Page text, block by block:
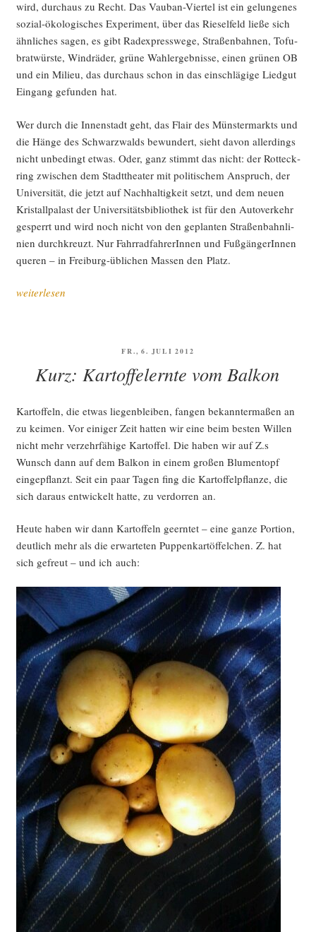
wird, durch­aus zu Recht. Das Vau­ban-Vier­tel ist ein gelun­ge­nes
sozi­al-öko­lo­gi­sches Expe­ri­ment, über das Rie­sel­feld lie­ße sich
ähn­li­ches sagen, es gibt Rad­ex­press­we­ge, Stra­ßen­bah­nen, Tofu­
brat­würs­te, Wind­rä­der, grü­ne Wahl­er­geb­nis­se, einen grü­nen OB
und ein Milieu, das durch­aus schon in das ein­schlä­gi­ge Lied­gut
Ein­gang gefun­den hat.
Wer durch die Innen­stadt geht, das Flair des Müns­ter­markts und
die Hän­ge des Schwarz­walds bewun­dert, sieht davon aller­dings
nicht unbe­dingt etwas. Oder, ganz stimmt das nicht: der Rott­eck­
ring zwi­schen dem Stadt­thea­ter mit poli­ti­schem Anspruch, der
Uni­ver­si­tät, die jetzt auf Nach­hal­tig­keit setzt, und dem neu­en
Kris­tall­pa­last der Uni­ver­si­täts­bi­blio­thek ist für den Auto­ver­kehr
gesperrt und wird noch nicht von den geplan­ten Stra­ßen­bahn­li­
ni­en durch­kreuzt. Nur Fahr­rad­fah­re­rIn­nen und Fuß­gän­ge­rIn­nen
que­ren – in Frei­burg-übli­chen Mas­sen den Platz.
„Plät­
weiterlesen
VERÖFFENTLICHT
FR., 6. JULI 2012
Kurz: Kartoffelernte vom Balkon
Kar­tof­feln, die etwas lie­gen­blei­ben, fan­gen bekann­ter­ma­ßen an
zu kei­men. Vor eini­ger Zeit hat­ten wir eine beim bes­ten Wil­len
nicht mehr ver­zehr­fä­hi­ge Kar­tof­fel. Die haben wir auf Z.s
Wunsch dann auf dem Bal­kon in einem gro­ßen Blu­men­topf
ein­ge­pflanzt. Seit ein paar Tagen fing die Kar­tof­fel­pflan­ze, die
sich dar­aus ent­wi­ckelt hat­te, zu ver­dor­ren an.
Heu­te haben wir dann Kar­tof­feln geern­tet – eine gan­ze Por­ti­on,
deut­lich mehr als die erwar­te­ten Pup­pen­kartöf­fel­chen. Z. hat
sich gefreut – und ich auch: